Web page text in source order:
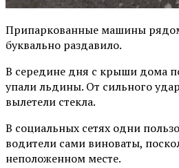
Припаркованные машины
буквально раздавило.
В середине дня с крыши дома
упали льдины. От сильного
вылетели стекла.
В социальных сетях одни
водители сами виноваты,
неположенном месте.